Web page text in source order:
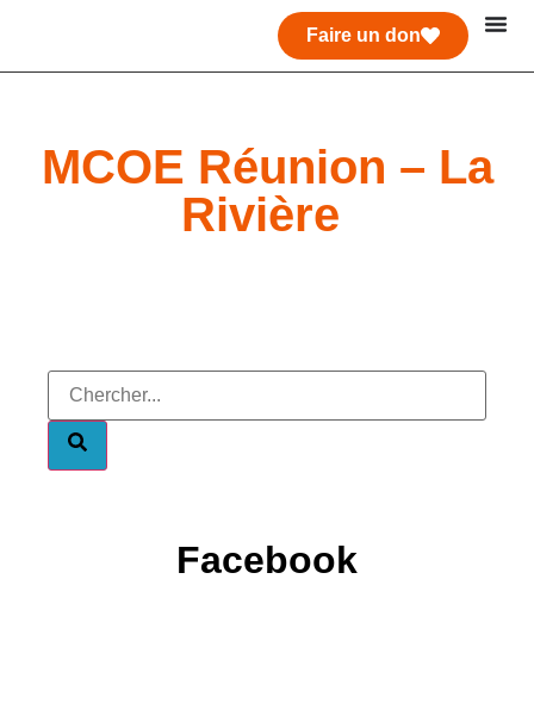
Faire un don
MCOE Réunion – La
Rivière
Facebook